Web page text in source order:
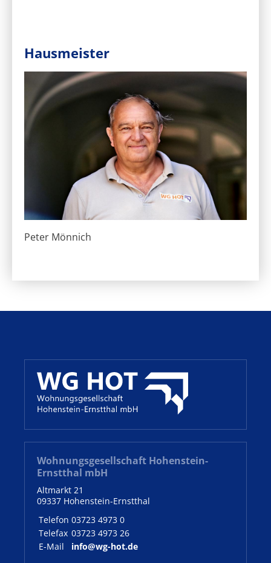
Hausmeister
Peter Mönnich
Wohnungsgesellschaft Hohenstein-
Ernstthal mbH
Altmarkt 21
09337 Hohenstein-Ernstthal
Telefon 03723 4973 0
Telefax 03723 4973 26
E-Mail
info@wg-hot.de